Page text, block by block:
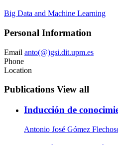
Big Data and Machine Learning
Personal Information
Email anto(@)gsi.dit.upm.es
Phone
Location
Publications View all
Inducción de
Antonio José Gómez